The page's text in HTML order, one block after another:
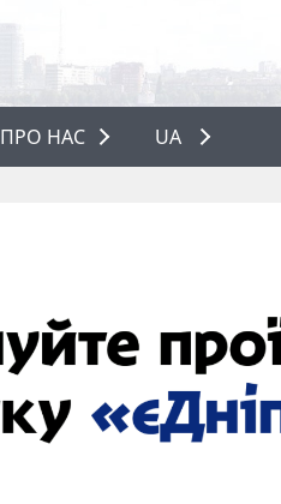
ПРО НАС
ПРО НАС
UA